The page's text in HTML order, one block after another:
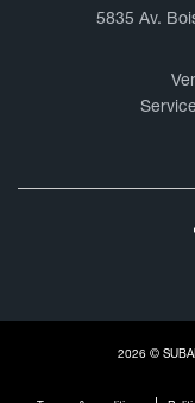
5835 Av.
2026 ©